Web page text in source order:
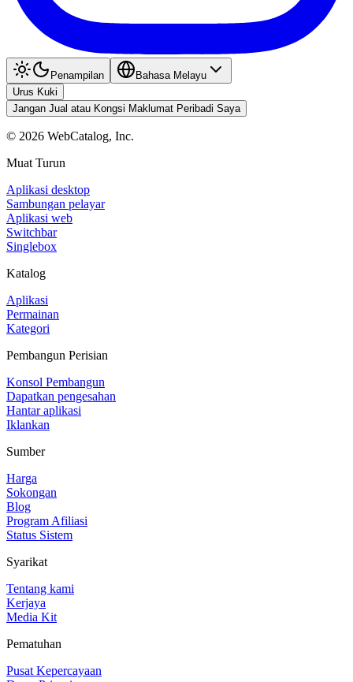
Penampilan
Bahasa Melayu
Urus Kuki
Jangan Jual atau Kongsi Maklumat Peribadi Saya
© 2026 WebCatalog, Inc.
Muat Turun
Aplikasi desktop
Sambungan pelayar
Aplikasi web
Switchbar
Singlebox
Katalog
Aplikasi
Permainan
Kategori
Pembangun Perisian
Konsol Pembangun
Dapatkan pengesahan
Hantar aplikasi
Iklankan
Sumber
Harga
Sokongan
Blog
Program Afiliasi
Status Sistem
Syarikat
Tentang kami
Kerjaya
Media Kit
Pematuhan
Pusat Kepercayaan